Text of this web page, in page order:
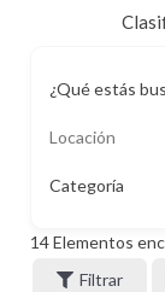
¿Qué estás
Categoría
14Elementos
Filtrar